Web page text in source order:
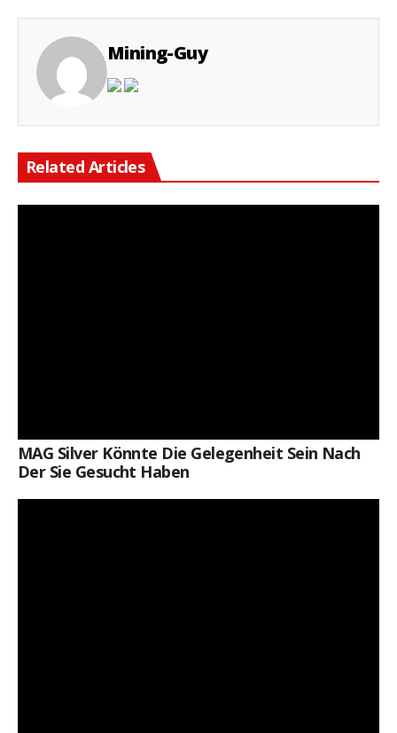
Mining-Guy
Related Articles
MAG Silver Könnte Die Gelegenheit Sein Nach
Der Sie Gesucht Haben